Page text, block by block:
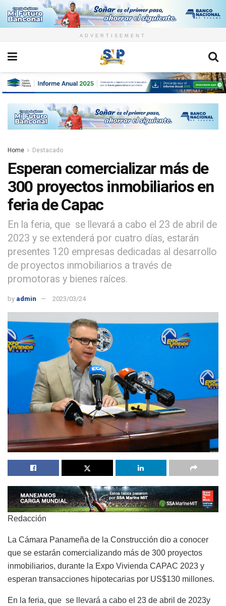
ADVERTISEMENT
Home Destacado
Esperan comercializar más de
300 proyectos inmobiliarios en
feria de Capac
En la feria, que se llevará a cabo el 23 de abril de
2023 y se extenderá por cuatro días, estarán
presentes 120 empresas dedicadas al desarrollo
de proyectos inmobiliarios a través de
promotoras y bienes raíces.
by admin 2023/03/24
Redacción
La Cámara Panameña de la Construcción dio a conocer
que se estarán comercializando más de 300 proyectos
inmobiliarios, durante la Expo Vivienda CAPAC 2023 y
esperan transacciones hipotecarias por US$130 millones.
En la feria, que se llevará a cabo el 23 de abril de 2023y